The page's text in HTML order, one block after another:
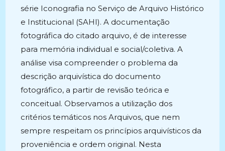
série Iconografia no Serviço de Arquivo Histórico
e Institucional (SAHI). A documentação
fotográfica do citado arquivo, é de interesse
para memória individual e social/coletiva. A
análise visa compreender o problema da
descrição arquivística do documento
fotográfico, a partir de revisão teórica e
conceitual. Observamos a utilização dos
critérios temáticos nos Arquivos, que nem
sempre respeitam os princípios arquivísticos da
proveniência e ordem original. Nesta